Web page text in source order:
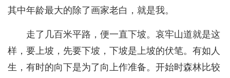
其中年龄最大的除了画家老白，就是我。
走了几百米平路，便一直下坡。哀牢山道就是这
样，要上坡，先要下坡，下坡是上坡的伏笔。有如人
生，有时的向下是为了向上作准备。开始时森林比较